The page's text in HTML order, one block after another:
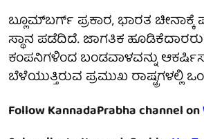
ಬ್ಲೂಮ್‌ಬರ್ಗ್ ಪ್ರಕಾರ, ಭಾರತ
ಸ್ಥಾನ ಪಡೆದಿದೆ. ಜಾಗತಿಕ ಹೂಡಿಕೆದಾರರು
ಕಂಪನಿಗಳಿಂದ ಬಂಡವಾಳವನ್ನು
ಬೆಳೆಯುತ್ತಿರುವ ಪ್ರಮುಖ ರಾಷ್ಟ್ರಗಳಲ್ಲಿ
Follow KannadaPrabha channel on